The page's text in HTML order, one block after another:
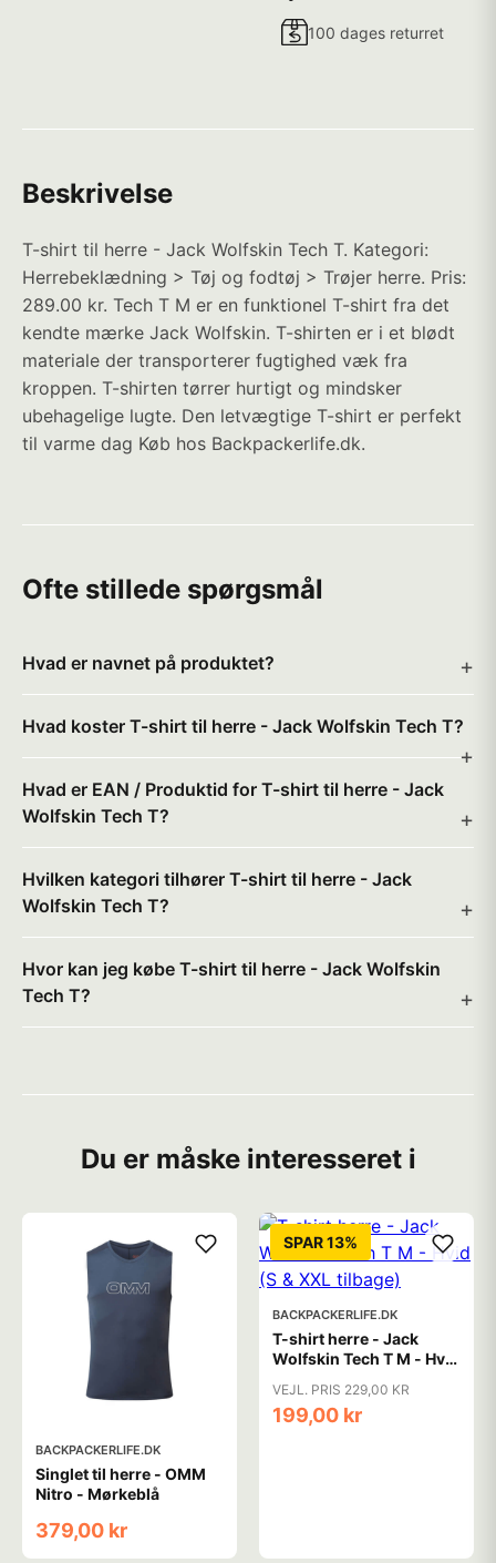
100 dages returret
Beskrivelse
T-shirt til herre - Jack Wolfskin Tech T. Kategori:
Herrebeklædning > Tøj og fodtøj > Trøjer herre. Pris:
289.00 kr. Tech T M er en funktionel T-shirt fra det
kendte mærke Jack Wolfskin. T-shirten er i et blødt
materiale der transporterer fugtighed væk fra
kroppen. T-shirten tørrer hurtigt og mindsker
ubehagelige lugte. Den letvægtige T-shirt er perfekt
til varme dag Køb hos Backpackerlife.dk.
Ofte stillede spørgsmål
Hvad er navnet på produktet?
Hvad koster T-shirt til herre - Jack Wolfskin Tech T?
Hvad er EAN / Produktid for T-shirt til herre - Jack
Wolfskin Tech T?
Hvilken kategori tilhører T-shirt til herre - Jack
Wolfskin Tech T?
Hvor kan jeg købe T-shirt til herre - Jack Wolfskin
Tech T?
Du er måske interesseret i
BACKPACKERLIFE.DK
Singlet til herre - OMM
Nitro - Mørkeblå
379,00 kr
SPAR 13%
BACKPACKERLIFE.DK
T-shirt herre - Jack
Wolfskin Tech T M - Hvid
VEJL. PRIS 229,00 KR
199,00 kr